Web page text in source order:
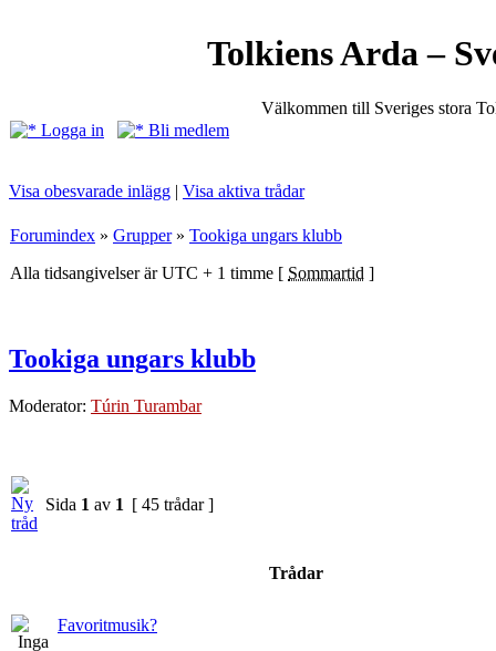
Tolkiens Arda –
Välkommen till Sveriges stora
Logga in
Bli medlem
Visa obesvarade inlägg | Visa aktiva trådar
Forumindex » Grupper» Tookiga ungars klubb
Alla tidsangivelser är UTC + 1 timme [ Sommartid ]
Tookiga ungars klubb
Moderator: Túrin Turambar
Sida 1 av 1 [ 45 trådar ]
Trådar
Favoritmusik?